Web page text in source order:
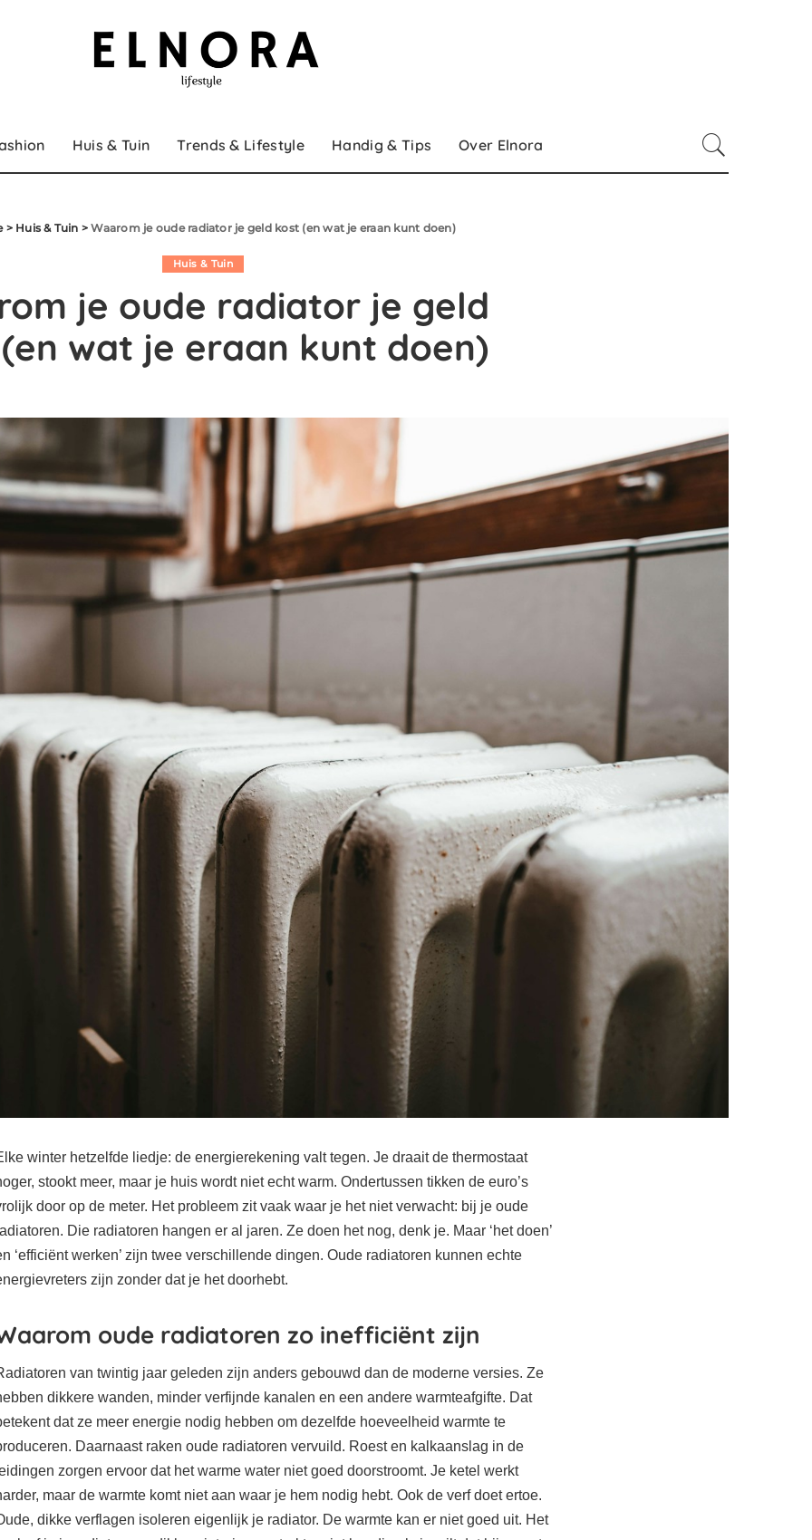
Huis & Tuin Trends & Lifestyle Handig & Tips Over Elnora
> Huis & Tuin >Waarom je oude radiator je geld kost (en wat je eraan kunt doen)
Huis & Tuin
je oude radiator je geld
wat je eraan kunt doen)
winter hetzelfde liedje: de energierekening valt tegen. Je draait de thermostaat
stookt meer, maar je huis wordt niet echt warm. Ondertussen tikken de euro’s
door op de meter. Het probleem zit vaak waar je het niet verwacht: bij je oude
Die radiatoren hangen er al jaren. Ze doen het nog, denk je. Maar ‘het doen’
‘efficiënt werken’ zijn twee verschillende dingen. Oude radiatoren kunnen echte
zijn zonder dat je het doorhebt.
oude radiatoren zo inefficiënt zijn
van twintig jaar geleden zijn anders gebouwd dan de moderne versies. Ze
dikkere wanden, minder verfijnde kanalen en een andere warmteafgifte. Dat
dat ze meer energie nodig hebben om dezelfde hoeveelheid warmte te
Daarnaast raken oude radiatoren vervuild. Roest en kalkaanslag in de
zorgen ervoor dat het warme water niet goed doorstroomt. Je ketel werkt
maar de warmte komt niet aan waar je hem nodig hebt. Ook de verf doet ertoe.
dikke verflagen isoleren eigenlijk je radiator. De warmte kan er niet goed uit. Het